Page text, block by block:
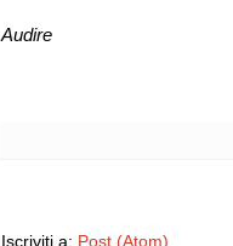
Audire
Iscriviti a: Post (Atom)